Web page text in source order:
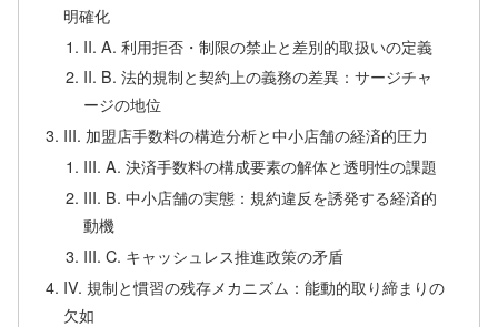
明確化
II. A. 利用拒否・制限の禁止と差別的取扱いの定義
II. B. 法的規制と契約上の義務の差異：サージチャ
ージの地位
III. 加盟店手数料の構造分析と中小店舗の経済的圧力
III. A. 決済手数料の構成要素の解体と透明性の課題
III. B. 中小店舗の実態：規約違反を誘発する経済的
動機
III. C. キャッシュレス推進政策の矛盾
IV. 規制と慣習の残存メカニズム：能動的取り締まりの
欠如